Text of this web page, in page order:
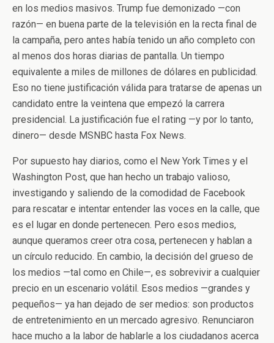
en los medios masivos. Trump fue demonizado —con
razón— en buena parte de la televisión en la recta final de
la campaña, pero antes había tenido un año completo con
al menos dos horas diarias de pantalla. Un tiempo
equivalente a miles de millones de dólares en publicidad.
Eso no tiene justificación válida para tratarse de apenas un
candidato entre la veintena que empezó la carrera
presidencial. La justificación fue el rating —y por lo tanto,
dinero— desde MSNBC hasta Fox News.
Por supuesto hay diarios, como el New York Times y el
Washington Post, que han hecho un trabajo valioso,
investigando y saliendo de la comodidad de Facebook
para rescatar e intentar entender las voces en la calle, que
es el lugar en donde pertenecen. Pero esos medios,
aunque queramos creer otra cosa, pertenecen y hablan a
un círculo reducido. En cambio, la decisión del grueso de
los medios —tal como en Chile—, es sobrevivir a cualquier
precio en un escenario volátil. Esos medios —grandes y
pequeños— ya han dejado de ser medios: son productos
de entretenimiento en un mercado agresivo. Renunciaron
hace mucho a la labor de hablarle a los ciudadanos acerca